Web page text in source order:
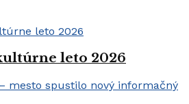
leto 2026